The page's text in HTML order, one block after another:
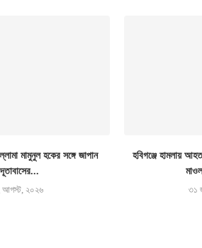
মামুনুল হকের সঙ্গে জাপান
দূতাবাসের...
আগস্ট, ২০২৬
হবিগঞ্জে হামলায়
৩১